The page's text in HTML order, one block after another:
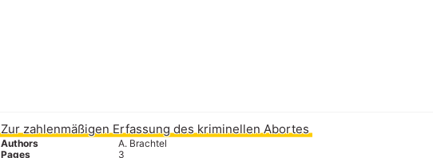
Zur zahlenmäßigen Erfassung des kriminellen Abortes
Authors
A. Brachtel
Pages
3